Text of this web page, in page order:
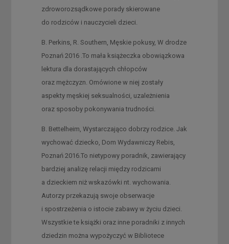
zdroworozsądkowe porady skierowane
do rodziców i nauczycieli dzieci.
B. Perkins, R. Southern, Męskie pokusy, W drodze
Poznań 2016 .To mała książeczka obowiązkowa
lektura dla dorastających chłopców
oraz mężczyzn. Omówione w niej zostały
aspekty męskiej seksualności, uzależnienia
oraz sposoby pokonywania trudności.
B. Bettelheim, Wystarczająco dobrzy rodzice. Jak
wychować dziecko, Dom Wydawniczy Rebis,
Poznań 2016.To nietypowy poradnik, zawierający
bardziej analizę relacji między rodzicami
a dzieckiem niż wskazówki nt. wychowania.
Autorzy przekazują swoje obserwacje
i spostrzeżenia o istocie zabawy w życiu dzieci.
Wszystkie te książki oraz inne poradniki z innych
dziedzin można wypożyczyć w Bibliotece